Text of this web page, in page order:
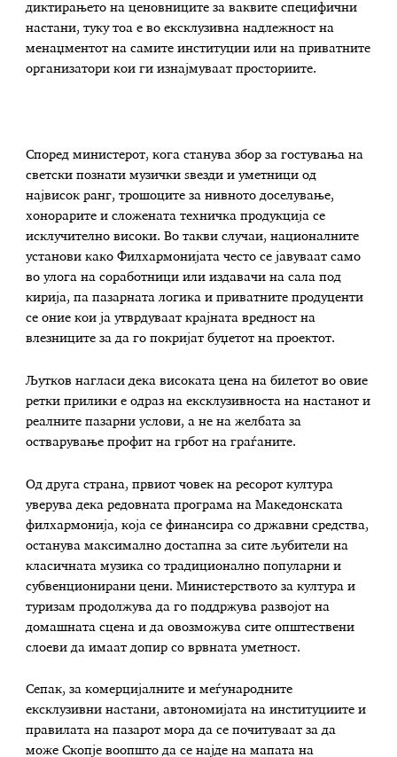
диктирањето на ценовниците за ваквите специфични
настани, туку тоа е во ексклузивна надлежност на
менаџментот на самите институции или на приватните
организатори кои ги изнајмуваат просториите.
Според министерот, кога станува збор за гостувања на
светски познати музички ѕвезди и уметници од
највисок ранг, трошоците за нивното доселување,
хонорарите и сложената техничка продукција се
исклучително високи. Во такви случаи, националните
установи како Филхармонијата често се јавуваат само
во улога на соработници или издавачи на сала под
кирија, па пазарната логика и приватните продуценти
се оние кои ја утврдуваат крајната вредност на
влезниците за да го покријат буџетот на проектот.
Љутков нагласи дека високата цена на билетот во овие
ретки прилики е одраз на ексклузивноста на настанот и
реалните пазарни услови, а не на желбата за
остварување профит на грбот на граѓаните.
Од друга страна, првиот човек на ресорот култура
уверува дека редовната програма на Македонската
филхармонија, која се финансира со државни средства,
останува максимално достапна за сите љубители на
класичната музика со традиционално популарни и
субвенционирани цени. Министерството за култура и
туризам продолжува да го поддржува развојот на
домашната сцена и да овозможува сите општествени
слоеви да имаат допир со врвната уметност.
Сепак, за комерцијалните и меѓународните
ексклузивни настани, автономијата на институциите и
правилата на пазарот мора да се почитуваат за да
може Скопје воопшто да се најде на мапата на